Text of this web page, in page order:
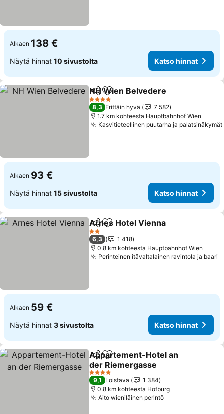
Alkaen 138 €
Näytä hinnat 10 sivustolta Katso hinnat
Jaa Lisää suosikkeihin
NH Wien Belvedere
4 Tähtiluokitus
8,3 Erittäin hyvä
7 582
1.7 km kohteesta Hauptbahnhof Wien
Kasvitieteellinen puutarha ja palatsinäkymät
Alkaen 93 €
Näytä hinnat 15 sivustolta Katso hinnat
Jaa Lisää suosikkeihin
Arnes Hotel Vienna
2 Tähtiluokitus
6,3
1 418
0.8 km kohteesta Hauptbahnhof Wien
Perinteinen itävaltalainen ravintola ja baari
Alkaen 59 €
Näytä hinnat 3 sivustolta Katso hinnat
Jaa Lisää suosikkeihin
Appartement-Hotel an
der Riemergasse
Katso hinnat
4 Tähtiluokitus
9,1 Loistava
1 384
0.8 km kohteesta Hofburg
Aito wieniläinen perintöKatso hinnat